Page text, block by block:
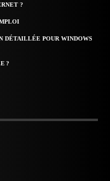
?
DÉTAILLÉE POUR WINDOWS
?